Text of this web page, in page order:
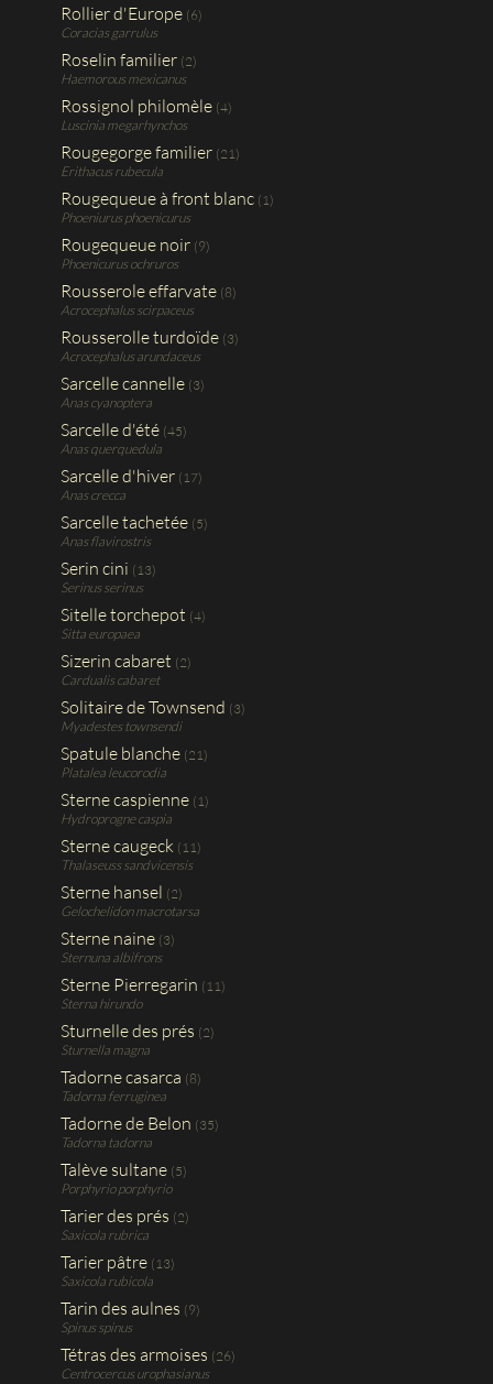
Rollier d'Europe (6)
Coracias garrulus
Roselin familier (2)
Haemorous mexicanus
Rossignol philomèle (4)
Luscinia megarhynchos
Rougegorge familier (21)
Erithacus rubecula
Rougequeue à front blanc (1)
Phoeniurus phoenicurus
Rougequeue noir (9)
Phoenicurus ochruros
Rousserole effarvate (8)
Acrocephalus scirpaceus
Rousserolle turdoïde (3)
Acrocephalus arundaceus
Sarcelle cannelle (3)
Anas cyanoptera
Sarcelle d'été (45)
Anas querquedula
Sarcelle d'hiver (17)
Anas crecca
Sarcelle tachetée (5)
Anas flavirostris
Serin cini (13)
Serinus serinus
Sitelle torchepot (4)
Sitta europaea
Sizerin cabaret (2)
Cardualis cabaret
Solitaire de Townsend (3)
Myadestes townsendi
Spatule blanche (21)
Platalea leucorodia
Sterne caspienne (1)
Hydroprogne caspia
Sterne caugeck (11)
Thalaseuss sandvicensis
Sterne hansel (2)
Gelochelidon macrotarsa
Sterne naine (3)
Sternuna albifrons
Sterne Pierregarin (11)
Sterna hirundo
Sturnelle des prés (2)
Sturnella magna
Tadorne casarca (8)
Tadorna ferruginea
Tadorne de Belon (35)
Tadorna tadorna
Talève sultane (5)
Porphyrio porphyrio
Tarier des prés (2)
Saxicola rubrica
Tarier pâtre (13)
Saxicola rubicola
Tarin des aulnes (9)
Spinus spinus
Tétras des armoises (26)
Centrocercus urophasianus